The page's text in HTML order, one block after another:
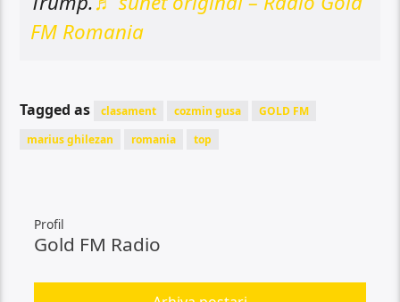
FM Romania
Tagged as clasament cozmin gusa
GOLD FM
marius ghilezan
romania top
Profil
Gold FM Radio